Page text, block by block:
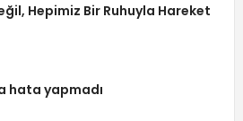
Hepimiz Bir Ruhuyla Hareket
hata yapmadı